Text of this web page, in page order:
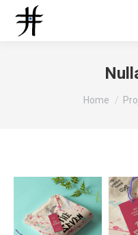
Tu sei qui:
Home